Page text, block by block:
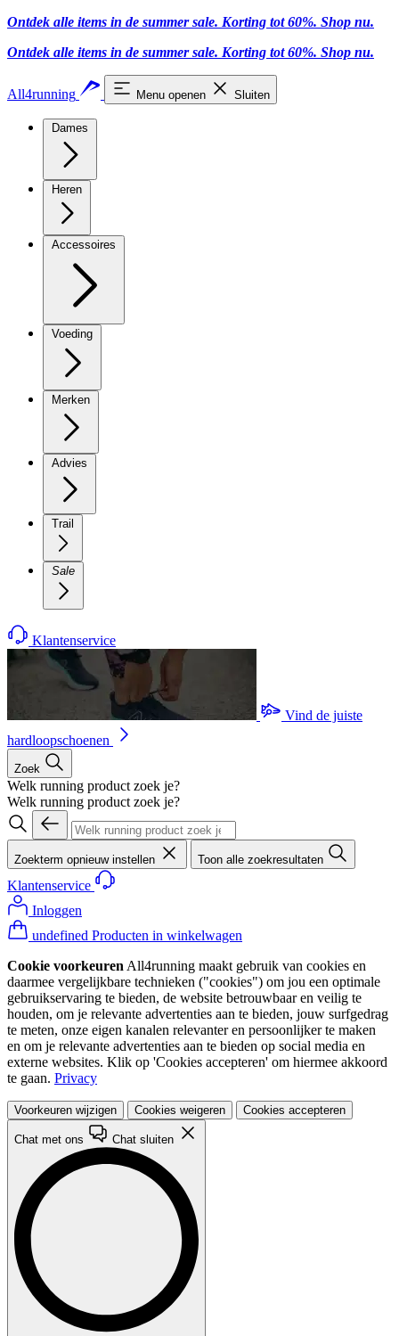
Ontdek alle items in de summer sale. Korting tot 60%. Shop nu.
Ontdek alle items in de summer sale. Korting tot 60%. Shop nu.
All4running Menu openen Sluiten
Dames
Heren
Accessoires
Voeding
Merken
Advies
Trail
Sale
Klantenservice
Vind de juiste
hardloopschoenen
Zoek
Welk running product zoek je?
Welk running product zoek je?
Zoekterm opnieuw instellen Toon alle zoekresultaten
Klantenservice
Inloggen
undefined Producten in winkelwagen
Cookie voorkeuren All4running maakt gebruik van cookies en
daarmee vergelijkbare technieken ("cookies") om jou een optimale
gebruikservaring te bieden, de website betrouwbaar en veilig te
houden, om je relevante advertenties aan te bieden, jouw surfgedrag
te meten, onze eigen kanalen relevanter en persoonlijker te maken
en om je relevante advertenties aan te bieden op social media en
externe websites. Klik op 'Cookies accepteren' om hiermee akkoord
te gaan. Privacy
Voorkeuren wijzigen Cookies weigeren Cookies accepteren
Chat met ons Chat sluiten